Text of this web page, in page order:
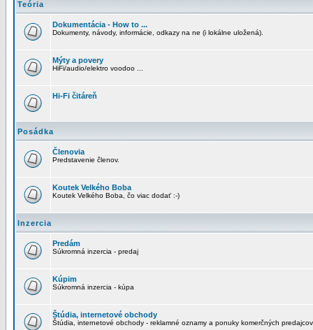
Teória
Dokumentácia - How to ...
Dokumenty, návody, informácie, odkazy na ne (i lokálne uložená).
Mýty a povery
HiFi/audio/elektro voodoo ...
Hi-Fi čitáreň
Posádka
Členovia
Predstavenie členov.
Koutek Velkého Boba
Koutek Velkého Boba, čo viac dodať :-)
Inzercia
Predám
Súkromná inzercia - predaj
Kúpim
Súkromná inzercia - kúpa
Štúdia, internetové obchody
Štúdia, internetové obchody - reklamné oznamy a ponuky komerčných predajcov